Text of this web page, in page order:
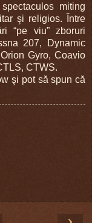
miting
şi religios. Între
“pe viu” zboruri
207, Dynamic
Gyro, Coavio
CTWS.
şi pot să spun că